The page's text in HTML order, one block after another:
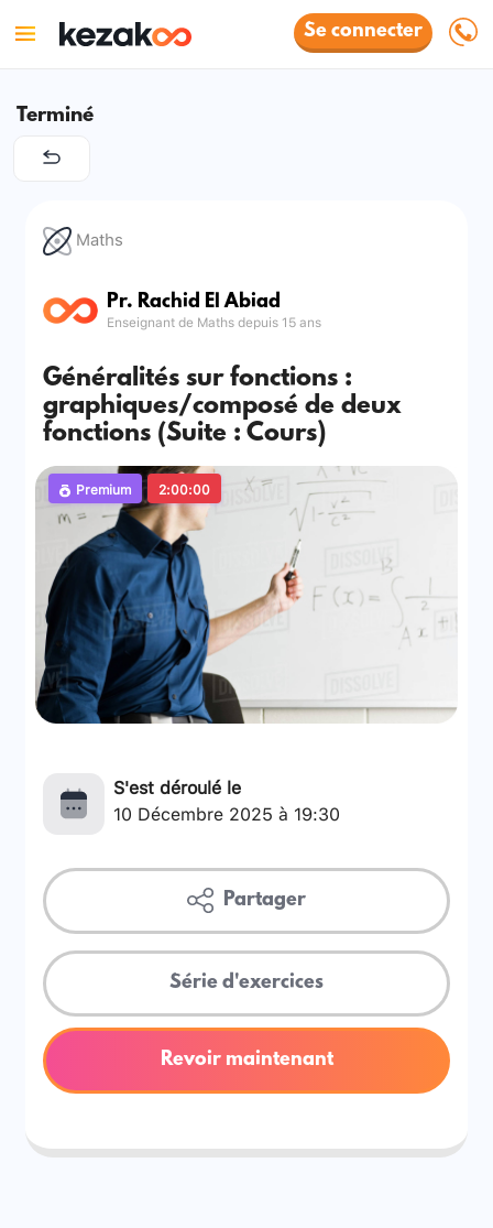
Se connecter
Terminé
Maths
Pr. Rachid El Abiad
Enseignant de Maths depuis 15 ans
Généralités sur fonctions :
graphiques/composé de deux
fonctions (Suite : Cours)
Premium 2:00:00
S'est déroulé le
10 Décembre 2025 à 19:30
Partager
Série d'exercices
Revoir maintenant